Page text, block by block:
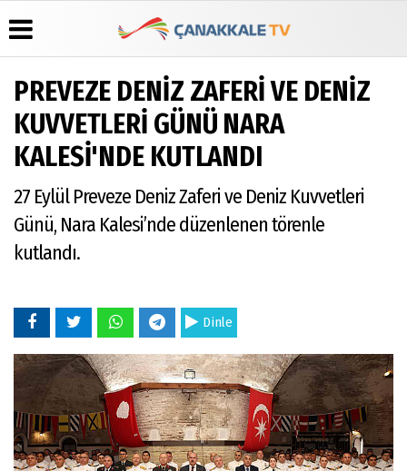
Üye Paneli
Haber
Arşivi
Arşivi
Günün
Haberleri
Hava
Durumu
Gazete
Manşetleri
Anketler
Biyografiler
Köşe
Yazarları
Video
Galeri
Foto
Gizlilik
İlkeleri
PREVEZE DENİZ ZAFERİ VE DENİZ
KUVVETLERİ GÜNÜ NARA
KALESİ'NDE KUTLANDI
27 Eylül Preveze Deniz Zaferi ve Deniz Kuvvetleri
Günü, Nara Kalesi’nde düzenlenen törenle
kutlandı.
Dinle